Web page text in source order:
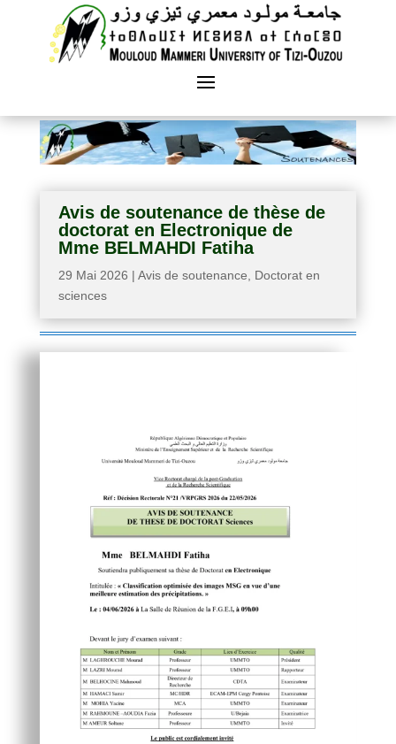
Avis de soutenance de thèse de
doctorat en Electronique de
Mme BELMAHDI Fatiha
29 Mai 2026 | Avis de soutenance, Doctorat en
sciences